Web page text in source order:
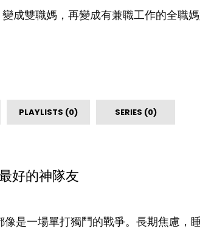
成雙職媽，再變成有兼職工作的全職
PLAYLISTS (0) SERIES (0)
好的神隊友
是一場單打獨鬥的戰爭。長期焦慮，